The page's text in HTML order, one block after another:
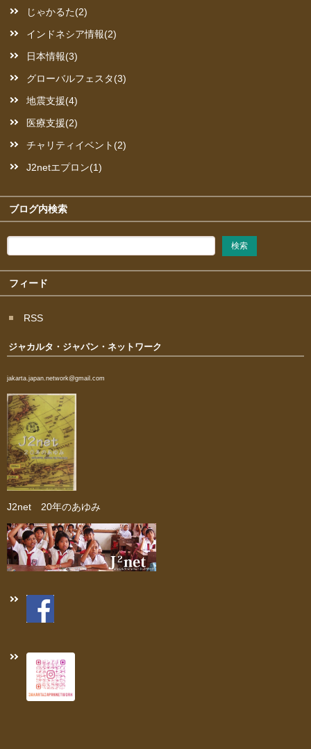
じゃかるた(2)
インドネシア情報(2)
日本情報(3)
グローバルフェスタ(3)
地震支援(4)
医療支援(2)
チャリティイベント(2)
J2netエプロン(1)
ブログ内検索
フィード
RSS
ジャカルタ・ジャパン・ネットワーク
jakarta.japan.network@gmail.com
J2net 20年のあゆみ